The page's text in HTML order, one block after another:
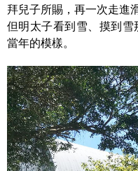
拜兒子所賜，再一次走進
但明太子看到雪、摸到
當年的模樣。